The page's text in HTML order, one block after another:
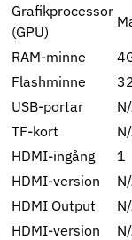
Grafikprocessor
(GPU)
RAM-minne
Flashminne
USB-portar
TF-kort
HDMI-ingång
1
HDMI-version
HDMI Output
HDMI-version